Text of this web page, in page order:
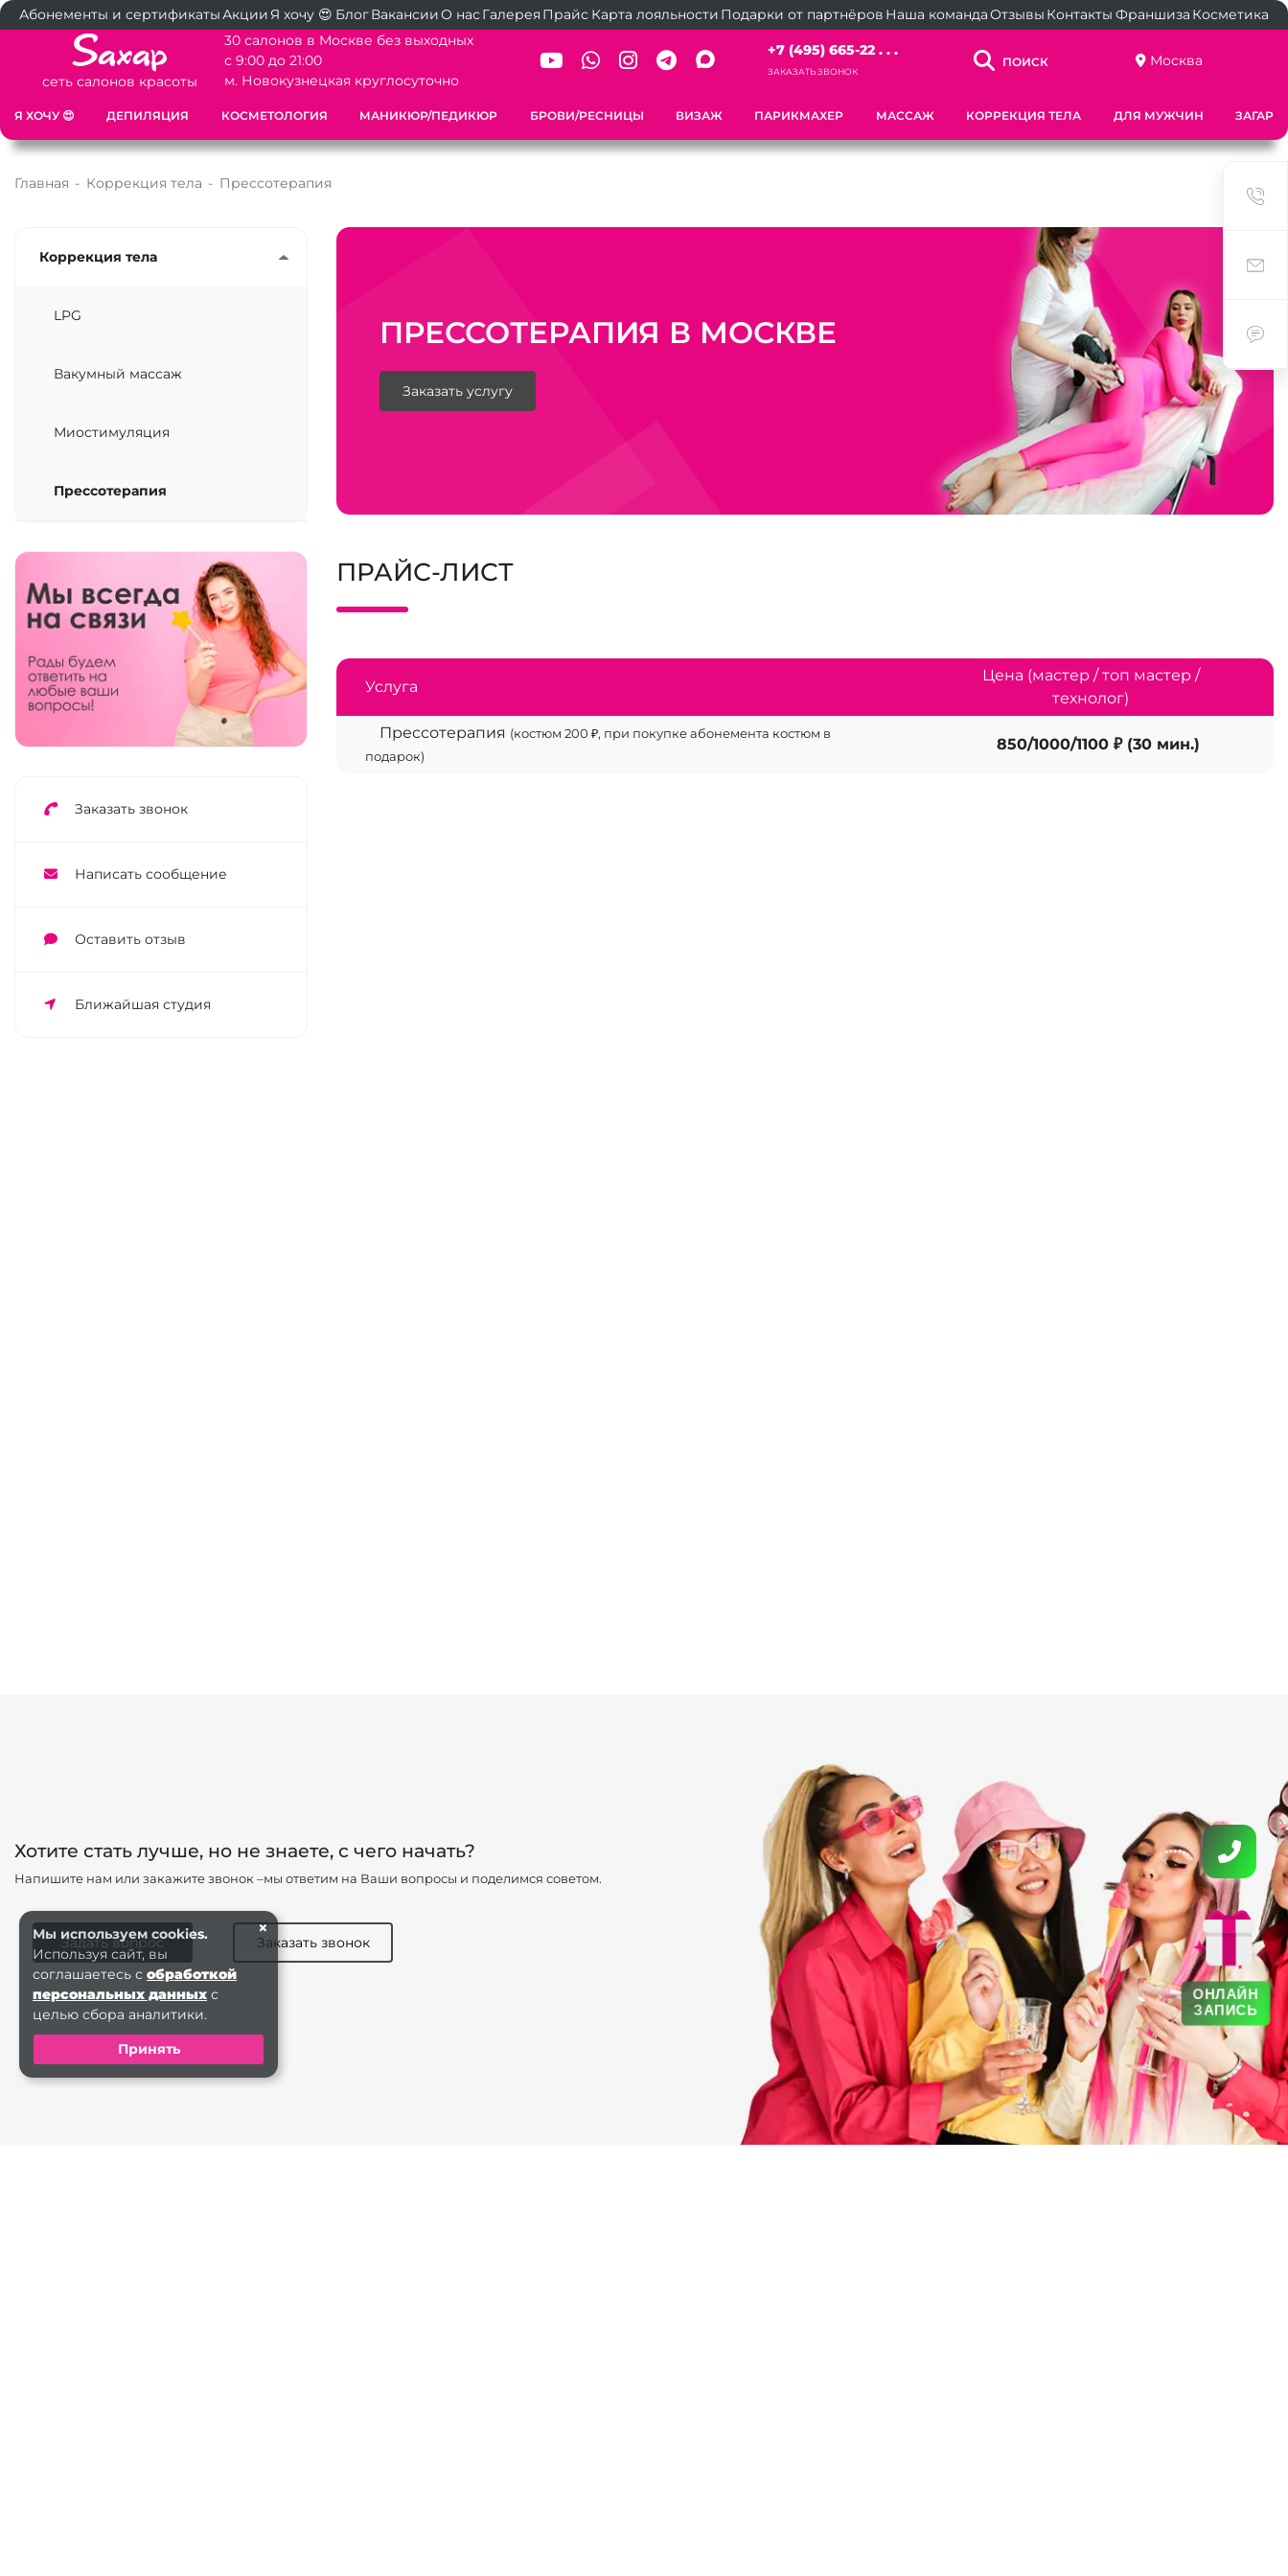
Абонементы и сертификатыАкции Я хочу 😍 БлогВакансииО насГалерея Прайс Карта лояльности Подарки от партнёров Наша командаОтзывы Контакты Франшиза Косметика
сеть салонов красоты
30 салонов в Москве без выходных
с 9:00 до 21:00
м. Новокузнецкая круглосуточно
+7 (495) 665-22 . . .
ЗАКАЗАТЬ ЗВОНОК
ПОИСК Москва
Я ХОЧУ 😍 ДЕПИЛЯЦИЯ КОСМЕТОЛОГИЯ МАНИКЮР/ПЕДИКЮР БРОВИ/РЕСНИЦЫ ВИЗАЖ ПАРИКМАХЕР МАССАЖ КОРРЕКЦИЯ ТЕЛА ДЛЯ МУЖЧИН ЗАГАР
Главная - Коррекция тела - Прессотерапия
ОНЛАЙН
ЗАПИСЬ
Коррекция тела
LPG
Вакумный массаж
Миостимуляция
Прессотерапия
Заказать звонок
Написать сообщение
Оставить отзыв
Ближайшая студия
ПРЕССОТЕРАПИЯ В МОСКВЕ
Заказать услугу
ПРАЙС-ЛИСТ
Услуга
Цена (мастер / топ мастер /
технолог)
Прессотерапия (костюм 200 ₽, при покупке абонемента костюм в
подарок)
850/1000/1100 ₽ (30 мин.)
Хотите стать лучше, но не знаете, с чего начать?
Напишите нам или закажите звонок –мы ответим на Ваши вопросы и поделимся советом.
Задать вопрос Заказать звонок
×
Мы используем cookies.
Используя сайт, вы
соглашаетесь с обработкой
персональных данных с
целью сбора аналитики.
Принять